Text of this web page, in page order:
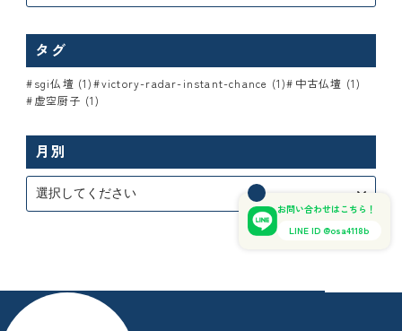
タグ
sgi仏壇 (1) victory-radar-instant-chance (1)
中古仏壇 (1)
虚空厨子 (1)
月別
お問い合わせはこちら！
LINE ID @osa4118b